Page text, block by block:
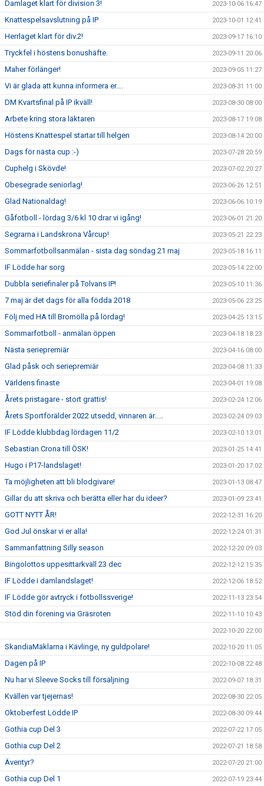
Damlaget klart för division 3! 2023-10-06 16:47
Knattespelsavslutning på IP 2023-10-01 12:41
Herrlaget klart för div.2! 2023-09-17 16:10
Tryckfel i höstens bonushäfte. 2023-09-11 20:06
Maher förlänger! 2023-09-05 11:27
Vi är glada att kunna informera er…. 2023-08-31 11:00
DM Kvartsfinal på IP ikväll! 2023-08-30 08:00
Arbete kring stora läktaren 2023-08-17 19:08
Höstens Knattespel startar till helgen 2023-08-14 20:00
Dags för nästa cup :-) 2023-07-28 20:59
Cuphelg i Skövde! 2023-07-02 20:27
Obesegrade seniorlag! 2023-06-26 12:51
Glad Nationaldag! 2023-06-06 10:19
Gåfotboll - lördag 3/6 kl 10 drar vi igång! 2023-06-01 21:20
Segrarna i Landskrona Vårcup! 2023-05-21 22:23
Sommarfotbollsanmälan - sista dag söndag 21 maj 2023-05-18 16:11
IF Lödde har sorg 2023-05-14 22:00
Dubbla seriefinaler på Tolvans IP! 2023-05-10 11:36
7 maj är det dags för alla födda 2018 2023-05-06 23:25
Följ med HA till Bromölla på lördag! 2023-04-25 13:15
Sommarfotboll - anmälan öppen 2023-04-18 18:23
Nästa seriepremiär 2023-04-16 08:00
Glad påsk och seriepremiär 2023-04-08 11:33
Världens finaste 2023-04-01 19:08
Årets pristagare - stort grattis! 2023-02-24 12:06
Årets Sportförälder 2022 utsedd, vinnaren är..... 2023-02-24 09:03
IF Lödde klubbdag lördagen 11/2 2023-02-10 13:01
Sebastian Crona till ÖSK! 2023-01-25 14:41
Hugo i P17-landslaget! 2023-01-20 17:02
Ta möjligheten att bli blodgivare! 2023-01-13 08:47
Gillar du att skriva och berätta eller har du ideer? 2023-01-09 23:41
GOTT NYTT ÅR! 2022-12-31 16:20
God Jul önskar vi er alla! 2022-12-24 01:31
Sammanfattning Silly season 2022-12-20 09:03
Bingolottos uppesittarkväll 23 dec 2022-12-12 15:35
IF Lödde i damlandslaget! 2022-12-06 18:52
IF Lödde gör avtryck i fotbollssverige! 2022-11-13 23:54
Stöd din förening via Gräsroten 2022-11-10 10:43
2022-10-20 22:00
SkandiaMäklarna i Kävlinge, ny guldpolare! 2022-10-20 11:05
Dagen på IP 2022-10-08 22:48
Nu har vi Sleeve Socks till försäljning 2022-09-07 18:31
Kvällen var tjejernas! 2022-08-30 22:05
Oktoberfest Lödde IP 2022-08-30 09:44
Gothia cup Del 3 2022-07-22 17:05
Gothia cup Del 2 2022-07-21 18:58
Äventyr? 2022-07-20 21:00
Gothia cup Del 1 2022-07-19 23:44